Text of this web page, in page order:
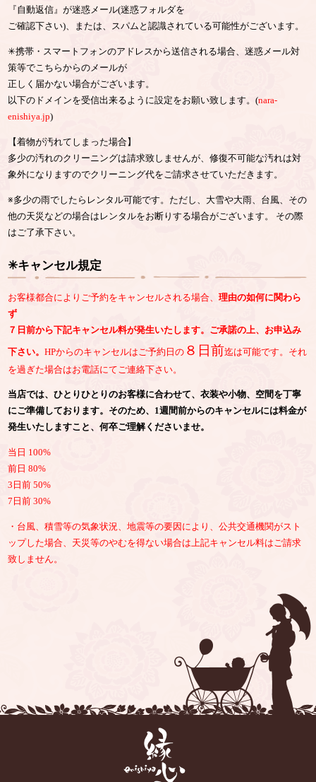
『自動返信』が迷惑メール(迷惑フォルダを
ご確認下さい)、または、スパムと認識されている可能性がございます。
✳︎携帯・スマートフォンのアドレスから送信される場合、迷惑メール対
策等でこちらからのメールが
正しく届かない場合がございます。
以下のドメインを受信出来るように設定をお願い致します。(nara-
enishiya.jp)
【着物が汚れてしまった場合】
多少の汚れのクリーニングは請求致しませんが、修復不可能な汚れは対
象外になりますのでクリーニング代をご請求させていただきます。
※多少の雨でしたらレンタル可能です。ただし、大雪や大雨、台風、その
他の天災などの場合はレンタルをお断りする場合がございます。 その際
はご了承下さい。
✳︎キャンセル規定
お客様都合によりご予約をキャンセルされる場合、理由の如何に関わら
ず
７日前から下記キャンセル料が発生いたします。ご承諾の上、お申込み
下さい。HPからのキャンセルはご予約日の ８日前迄は可能です。それ
を過ぎた場合はお電話にてご連絡下さい。
当店では、ひとりひとりのお客様に合わせて、衣装や小物、空間を丁寧
にご準備しております。そのため、1週間前からのキャンセルには料金が
発生いたしますこと、何卒ご理解くださいませ。
当日 100%
前日 80%
3日前 50%
7日前 30%
・台風、積雪等の気象状況、地震等の要因により、公共交通機関がスト
ップした場合、天災等のやむを得ない場合は上記キャンセル料はご請求
致しません。